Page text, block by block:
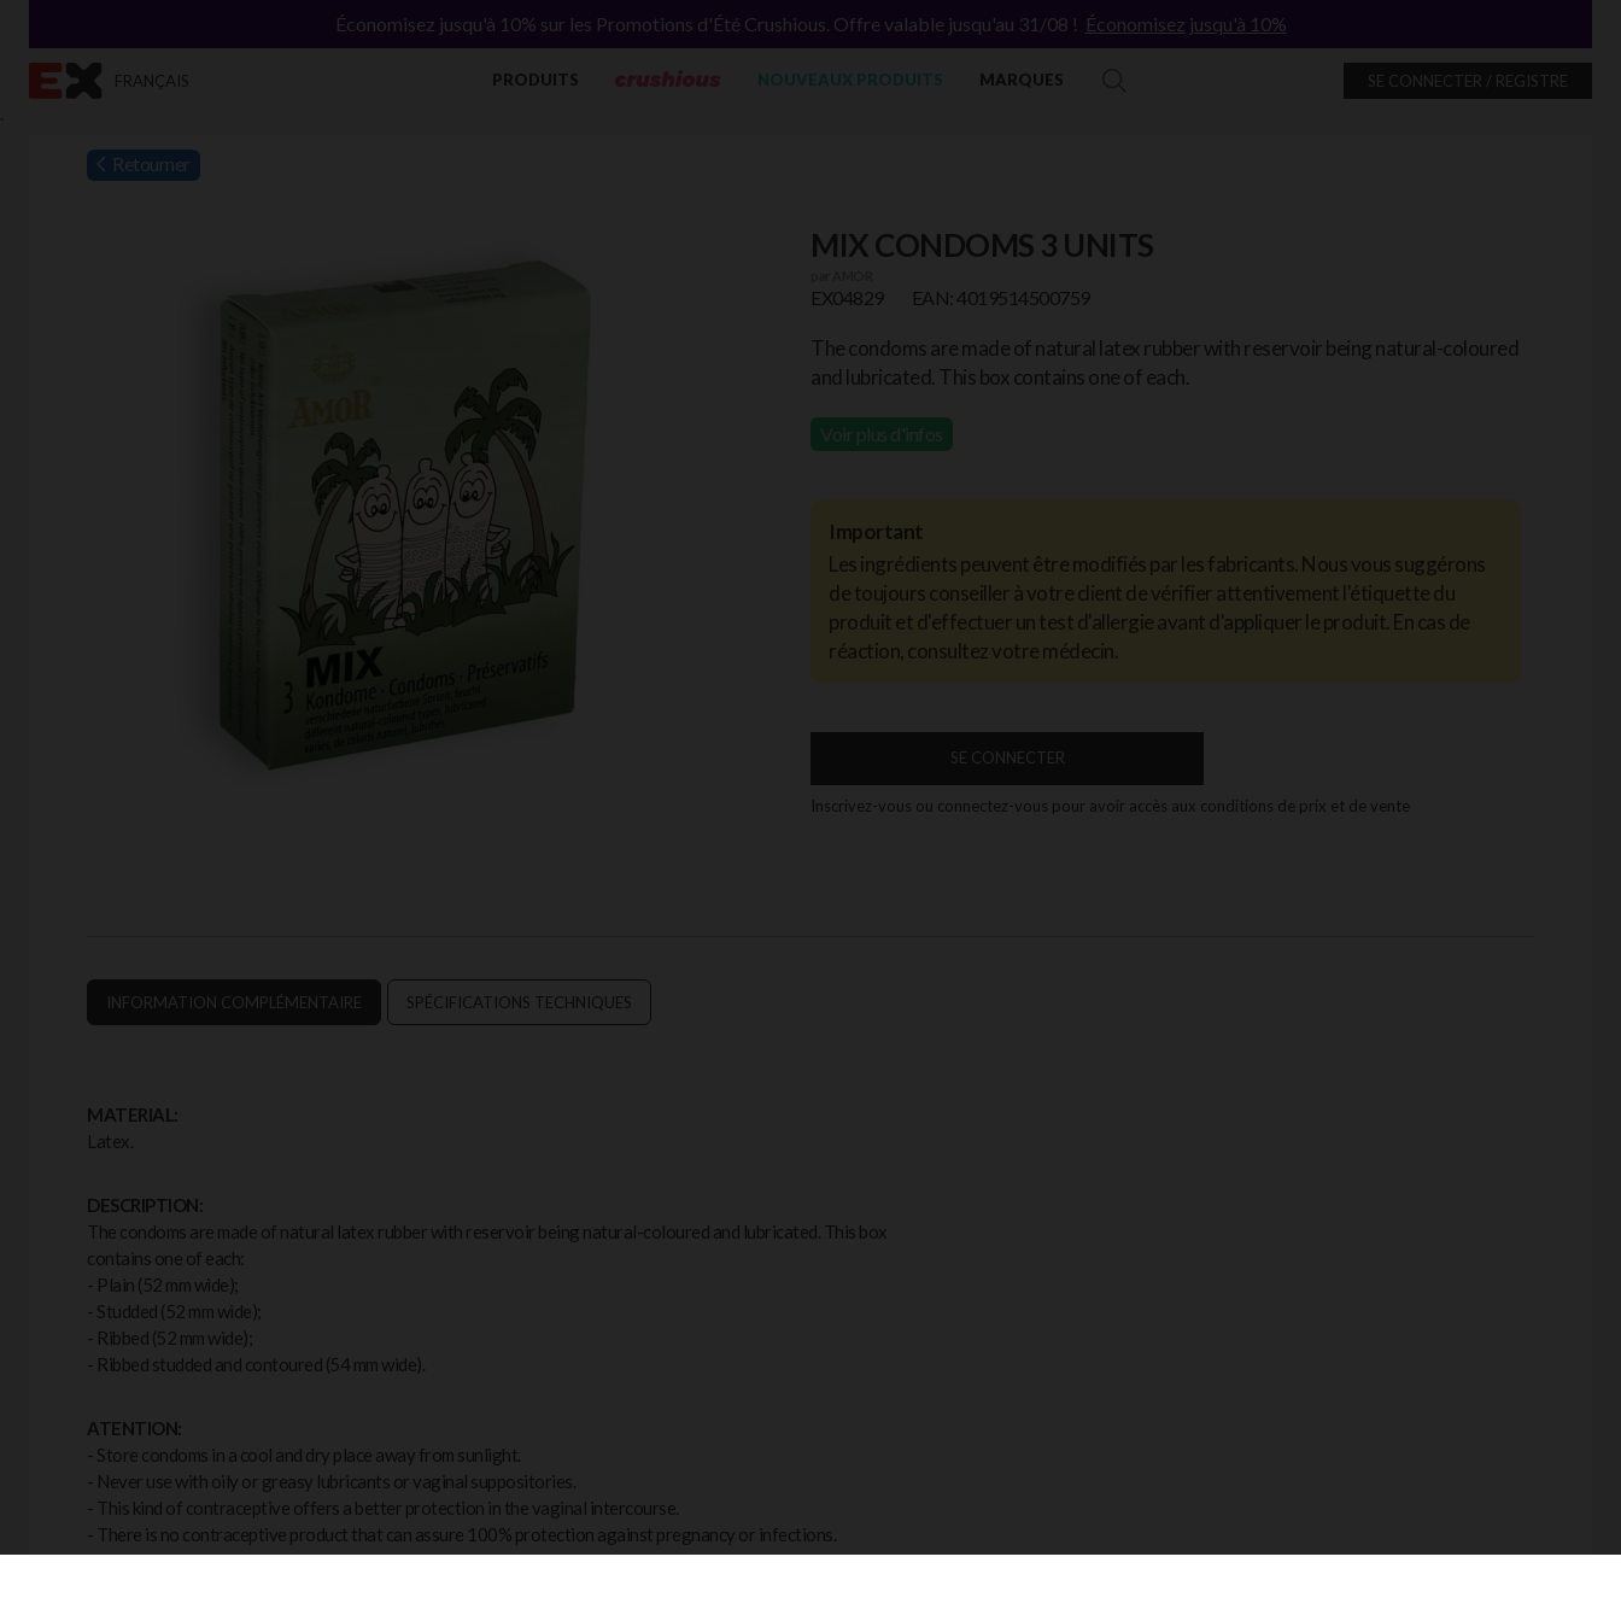
`
Économisez jusqu'à 10% sur les Promotions d'Été Crushious. Offre valable jusqu'au 31/08 ! Économisez jusqu'à 10%
FRANÇAIS PRODUITS NOUVEAUX PRODUITS MARQUES SE CONNECTER / REGISTRE
Retourner
MIX CONDOMS 3 UNITS
EX04829 EAN: 4019514500759
The condoms are made of natural latex rubber with reservoir being natural-coloured
and lubricated. This box contains one of each.
Voir plus d'infos
Important
Les ingrédients peuvent être modifiés par les fabricants. Nous vous suggérons
de toujours conseiller à votre client de vérifier attentivement l'étiquette du
produit et d'effectuer un test d'allergie avant d'appliquer le produit. En cas de
réaction, consultez votre médecin.
SE CONNECTER
Inscrivez-vous ou connectez-vous pour avoir accès aux conditions de prix et de vente
INFORMATION COMPLÉMENTAIRE SPÉCIFICATIONS TECHNIQUES
MATERIAL:
Latex.
DESCRIPTION:
The condoms are made of natural latex rubber with reservoir being natural-coloured and lubricated. This box
contains one of each:
- Plain (52 mm wide);
- Studded (52 mm wide);
- Ribbed (52 mm wide);
- Ribbed studded and contoured (54 mm wide).
ATENTION:
- Store condoms in a cool and dry place away from sunlight.
- Never use with oily or greasy lubricants or vaginal suppositories.
- This kind of contraceptive offers a better protection in the vaginal intercourse.
- There is no contraceptive product that can assure 100% protection against pregnancy or infections.